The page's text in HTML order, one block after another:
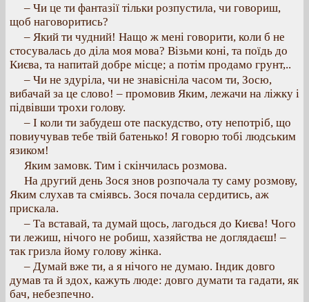
– Чи це ти фантазії тільки розпустила, чи говориш,
щоб наговоритись?
– Який ти чудний! Нащо ж мені говорити, коли б не
стосувалась до діла моя мова? Візьми коні, та поїдь до
Києва, та напитай добре місце; а потім продамо грунт,..
– Чи не здуріла, чи не знавісніла часом ти, Зосю,
вибачай за це слово! – промовив Яким, лежачи на ліжку і
підвівши трохи голову.
– І коли ти забудеш оте паскудство, оту непотріб, що
повиучував тебе твій батенько! Я говорю тобі людським
язиком!
Яким замовк. Тим і скінчилась розмова.
На другий день Зося знов розпочала ту саму розмову,
Яким слухав та сміявсь. Зося почала сердитись, аж
прискала.
– Та вставай, та думай щось, лагодься до Києва! Чого
ти лежиш, нічого не робиш, хазяйства не доглядаєш! –
так гризла йому голову жінка.
– Думай вже ти, а я нічого не думаю. Індик довго
думав та й здох, кажуть люде: довго думати та гадати, як
бач, небезпечно.